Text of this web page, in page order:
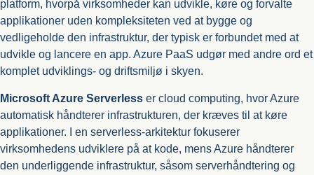
platform, hvorpå virksomheder kan udvikle, køre og forvalte
applikationer uden kompleksiteten ved at bygge og
vedligeholde den infrastruktur, der typisk er forbundet med at
udvikle og lancere en app. Azure PaaS udgør med andre ord et
komplet udviklings- og driftsmiljø i skyen.
Microsoft Azure Serverless er cloud computing, hvor Azure
automatisk håndterer infrastrukturen, der kræves til at køre
applikationer. I en serverless-arkitektur fokuserer
virksomhedens udviklere på at kode, mens Azure håndterer
den underliggende infrastruktur, såsom serverhåndtering og